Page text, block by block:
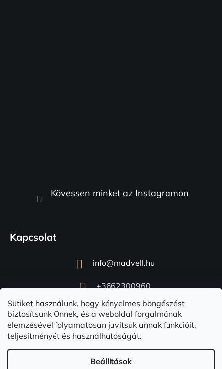
Sütiket használunk, hogy kényelmes böngészést
biztosítsunk Önnek, és a weboldal forgalmának
elemzésével folyamatosan javítsuk annak funkcióit,
teljesítményét és használhatóságát.
Beállítások
Kövessen minket az Instagramon
Kapcsolat
info@madvell.hu
+3662300960
Shoptet készítette